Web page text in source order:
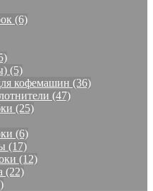
(6)
(5)
кофемашин (36)
(47)
(25)
(6)
(17)
(12)
(22)